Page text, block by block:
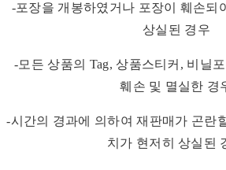
-포장을 개봉하였거나 포장이 훼손되
상실된 경우
-모든 상품의 Tag, 상품스티커, 비닐
훼손 및 멸실한 경
-시간의 경과에 의하여 재판매가 곤란
치가 현저히 상실된